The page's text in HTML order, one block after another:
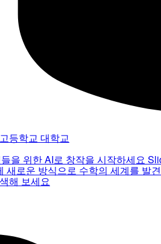
고등학교 대학교
을 위한 AI로 창작을 시작하세요
새로운 방식으로 수학의 세계를 발
해 보세요